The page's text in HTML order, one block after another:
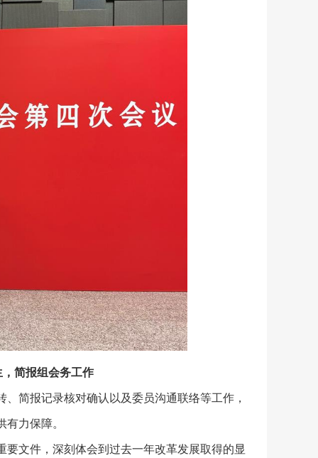
简报组会务工作
简报记录核对确认以及委员沟通联络等工作，
力保障。
文件，深刻体会到过去一年改革发展取得的显